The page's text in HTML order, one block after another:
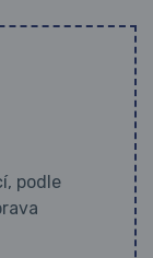
podle